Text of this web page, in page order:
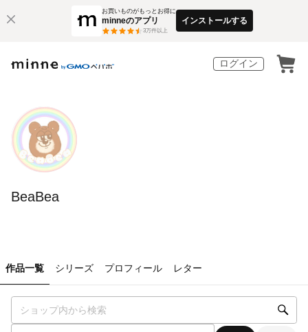
お買いものがもっとお得に
minneのアプリ
3万件以上
インストールする
ログイン
BeaBea
作品一覧 シリーズ プロフィール レター